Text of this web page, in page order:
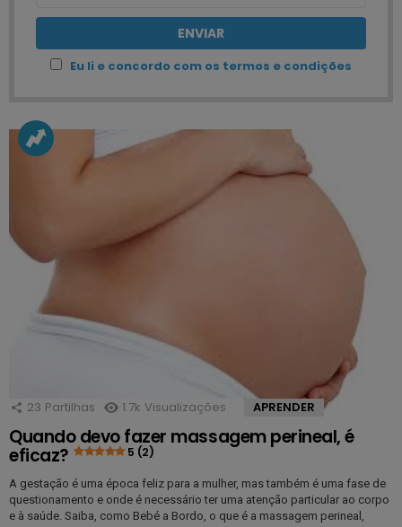
Eu li e concordo com os termos e condições
23 Partilhas 1.7k Visualizações APRENDER
Quando devo fazer massagem perineal, é
eficaz? 5 (2)
A gestação é uma época feliz para a mulher, mas também é uma fase de
questionamento e onde é necessário ter uma atenção particular ao corpo
e à saúde. Saiba, como Bebé a Bordo, o que é a massagem perineal,